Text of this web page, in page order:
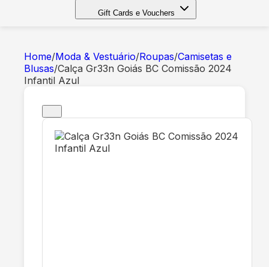
Gift Cards e Vouchers
Home/Moda & Vestuário/Roupas/Camisetas e
Blusas/Calça Gr33n Goiás BC Comissão 2024
Infantil Azul